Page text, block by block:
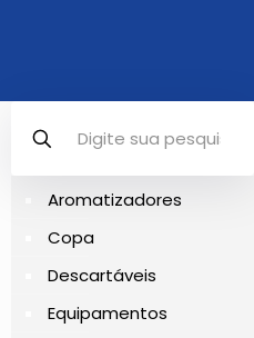
Aromatizadores
Copa
Descartáveis
Equipamentos